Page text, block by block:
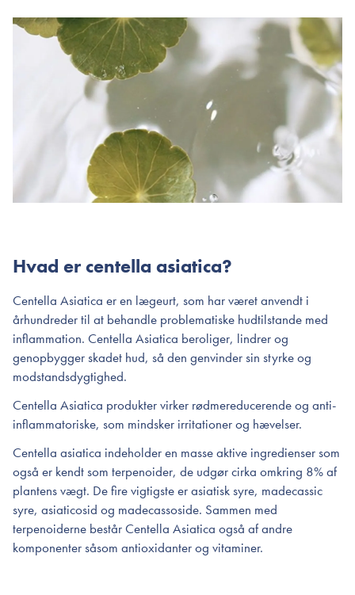
Hvad er centella asiatica?
Centella Asiatica er en lægeurt, som har været anvendt i
århundreder til at behandle problematiske hudtilstande med
inflammation. Centella Asiatica beroliger, lindrer og
genopbygger skadet hud, så den genvinder sin styrke og
modstandsdygtighed.
Centella Asiatica produkter virker rødmereducerende og anti-
inflammatoriske, som mindsker irritationer og hævelser.
Centella asiatica indeholder en masse aktive ingredienser som
også er kendt som terpenoider, de udgør cirka omkring 8% af
plantens vægt. De fire vigtigste er asiatisk syre, madecassic
syre, asiaticosid og madecassoside. Sammen med
terpenoiderne består Centella Asiatica også af andre
komponenter såsom antioxidanter og vitaminer.